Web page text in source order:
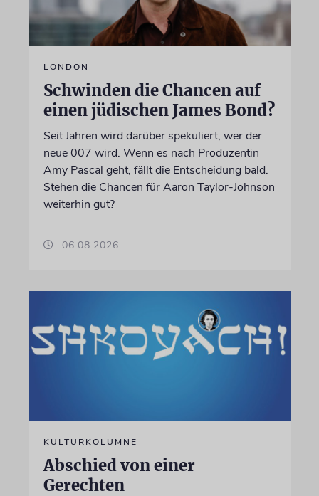
LONDON
Schwinden die Chancen auf
einen jüdischen James Bond?
Seit Jahren wird darüber spekuliert, wer der
neue 007 wird. Wenn es nach Produzentin
Amy Pascal geht, fällt die Entscheidung bald.
Stehen die Chancen für Aaron Taylor-Johnson
weiterhin gut?
06.08.2026
KULTURKOLUMNE
Abschied von einer
Gerechten